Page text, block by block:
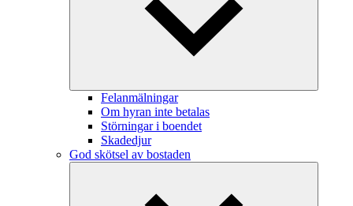
Felanmälningar
Om hyran inte betalas
Störningar i boendet
Skadedjur
God skötsel av bostaden